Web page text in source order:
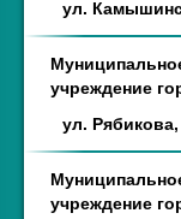
ул.
учреждение
ул. Рябикова,
учреждение